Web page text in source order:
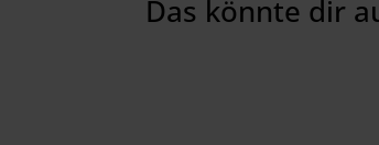
Das könnte dir